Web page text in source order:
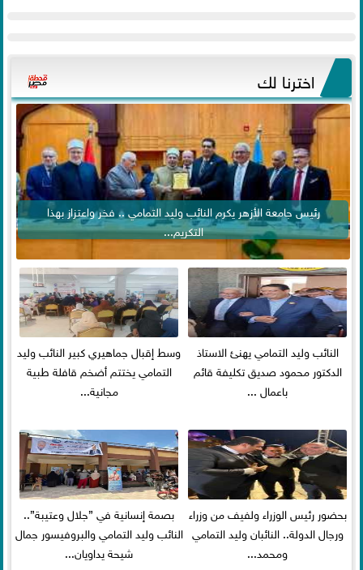
اخترنا لك
رئيس جامعة الأزهر يكرم النائب وليد التمامي .. فخر واعتزاز بهذا
التكريم...
النائب وليد التمامي يهنئ الاستاذ
الدكتور محمود صديق تكليفة قائم
باعمال ...
وسط إقبال جماهيري كبير النائب وليد
التمامي يختتم أضخم قافلة طبية
مجانية...
بحضور رئيس الوزراء ولفيف من وزراء
ورجال الدولة.. النائبان وليد التمامي
ومحمد...
بصمة إنسانية في ”جلال وعتيبة”..
النائب وليد التمامي والبروفيسور جمال
شيحة يداويان...